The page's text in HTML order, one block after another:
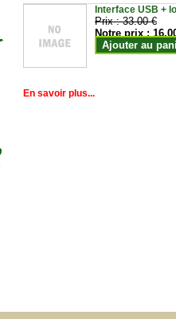
Interface USB +
Prix :33.00 €
Notre prix :
Ajouter au
En savoir plus...